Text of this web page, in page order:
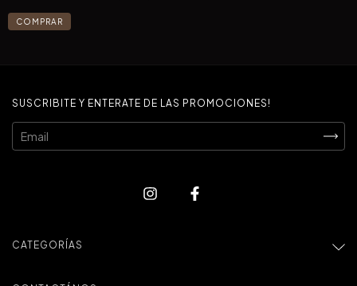
SUSCRIBITE Y ENTERATE DE LAS PROMOCIONES!
CATEGORÍAS